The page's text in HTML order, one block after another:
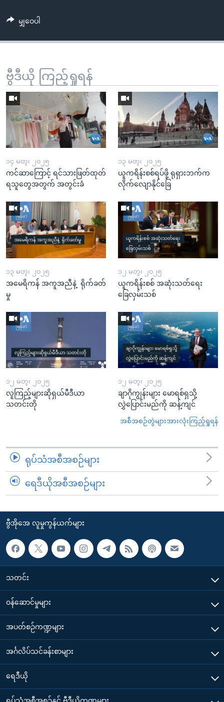
မျှဝေပါ
ဗွီဒီယို ကြည့်ရှုရန်
၁၄ မတ္၊ ၂၀၂၅
ကင်ဆာကြောင့် ရင်သားဖြတ်ထုတ်
ရသူတွေအတွက် အတွင်းခံ
၁၃ မတ္၊ ၂၀၂၅
ယူကရိန်းစစ်ရပ်ဖို့ ရုရှားဘက်က
လိုက်လျောနိုင်ခြေ
၁၃ မတ္၊ ၂၀၂၅
အမေရိကန် အကူအညီနဲ့ ရိုက်ခတ်
မှု
၁၂ မတ္၊ ၂၀၂၅
ယူကရိန်းစစ် အဆုံးသတ်ရေး
ခြေလှမ်းသစ်
၁၂ မတ္၊ ၂၀၂၅
လူကြည့်များဆိုရှယ်မီဒီယာ
သတင်းတို
၁၂ မတ္၊ ၂၀၂၅
ချာဂိုကျွန်းများ မောရစ်ရှသို့
လွှဲပြောင်းမည်ကို ဆန့်ကျင်
အစီအစဉ်တွဲများအားလုံးကြည့်ရှုရန်
ရုပ်သံအစီအစဉ်များ
ရေဒီယိုအစီအစဉ်များ
ဗွီအိုအေ လူမှုကွန်ယက်များ
သတင်း
၀န်ဆောင်မှုများ
အပတ်စဉ်ကဏ္ဍများ
အင်္ဂလိပ်သင်ခန်းစာများ
ရေဒီယို